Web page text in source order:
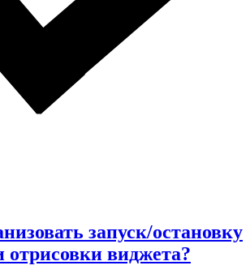
запуск/остановку
виджета?